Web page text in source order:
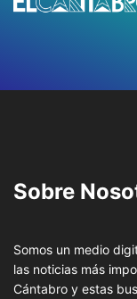
Sobre
Somos un medio
las noticias más
Cántabro y estas